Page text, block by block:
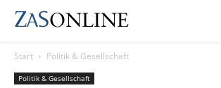
Start Politik & Gesellschaft
Politik & Gesellschaft